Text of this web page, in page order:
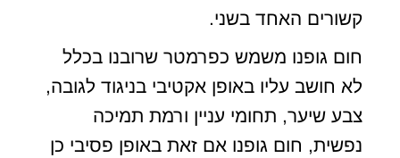
קשורים האחד בשני.
חום גופנו משמש כפרמטר שרובנו בכלל
לא חושב עליו באופן אקטיבי בניגוד לגובה,
צבע שיער, תחומי עניין ורמת תמיכה
נפשית, חום גופנו אם זאת באופן פסיבי כן